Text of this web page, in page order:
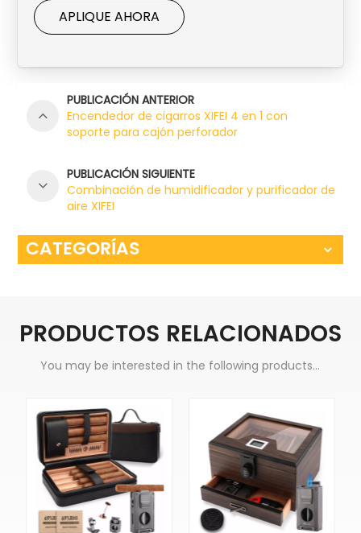
APLIQUE AHORA
PUBLICACIÓN ANTERIOR
Encendedor de cigarros XIFEI 4 en 1 con
soporte para cajón perforador
PUBLICACIÓN SIGUIENTE
Combinación de humidificador y purificador de
aire XIFEI
CATEGORÍAS
PRODUCTOS RELACIONADOS
You may be interested in the following products...